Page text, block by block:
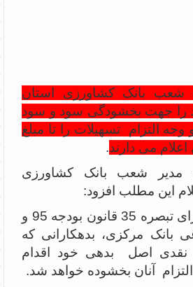
شعب بانک کشاورزی استان
را جهت بخشودگی سود و سود
التزام تسهیلات را تا مبلغ
.
مدیر شعب بانک کشاورزی
این مطلب افزود:
درادامه تمدید اجرای تبصره 35 قانون بودجه 95 و
بانک مرکزی، بدهکارانی که
نقدی اصل بدهی خود اقدام
آنان بخشوده خواهد شد.